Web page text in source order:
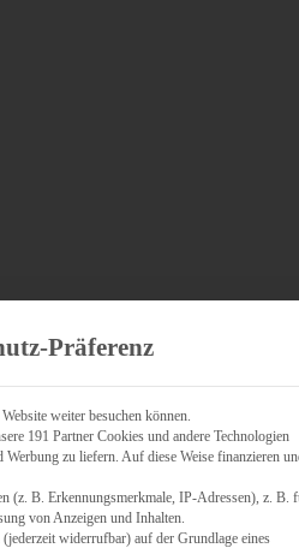
Präferenz
weiter besuchen können.
191 Partner Cookies und andere Technologien
zu liefern. Auf diese Weise finanzieren
(z. B. Erkennungsmerkmale, IP-Adressen), z. B.
von Anzeigen und Inhalten.
widerrufbar) auf der Grundlage eines